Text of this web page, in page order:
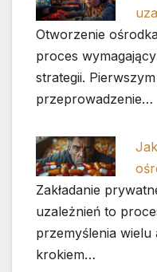
Otworzenie
proces
strategii.
przeprowadzenie…
Zakładanie
uzależnień to
przemyślenia wielu
krokiem…